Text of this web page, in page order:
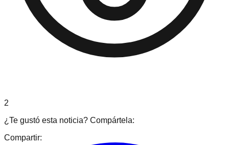
2
¿Te gustó esta noticia? Compártela:
Compartir: